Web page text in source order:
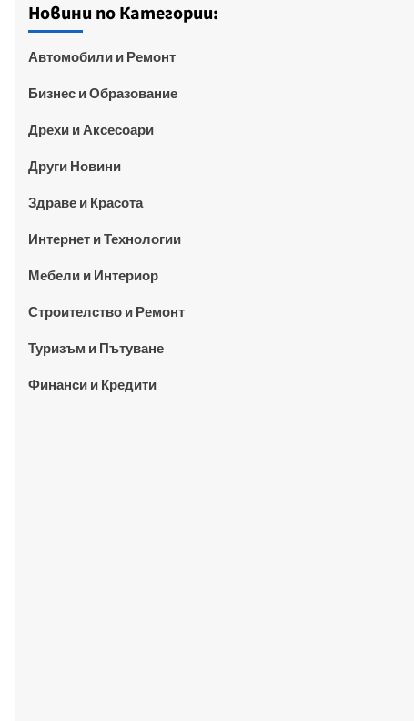
Новини по Категории:
Автомобили и Ремонт
Бизнес и Образование
Дрехи и Аксесоари
Други Новини
Здраве и Красота
Интернет и Технологии
Мебели и Интериор
Строителство и Ремонт
Туризъм и Пътуване
Финанси и Кредити